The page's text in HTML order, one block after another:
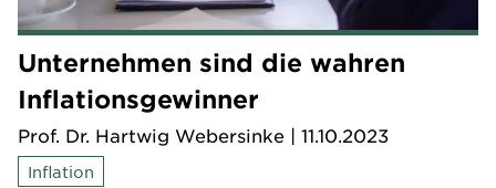
Unternehmen sind die wahren
Inflationsgewinner
Prof. Dr. Hartwig Webersinke | 11.10.2023
Inflation